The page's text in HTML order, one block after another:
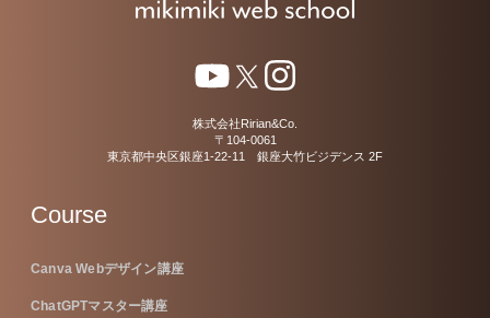
株式会社Ririan&Co.
〒104-0061
東京都中央区銀座1-22-11 銀座大竹ビジデンス 2F
Course
Canva Webデザイン講座
ChatGPTマスター講座